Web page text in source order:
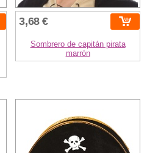
3,68 €
Sombrero de capitán pirata
marrón